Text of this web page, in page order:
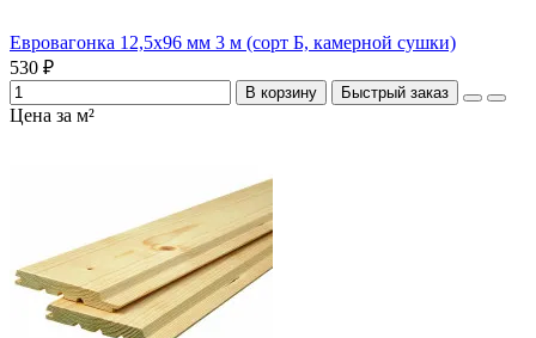
Евровагонка 12,5х96 мм 3 м (сорт Б, камерной сушки)
530 ₽
В корзину Быстрый заказ
Цена за м²